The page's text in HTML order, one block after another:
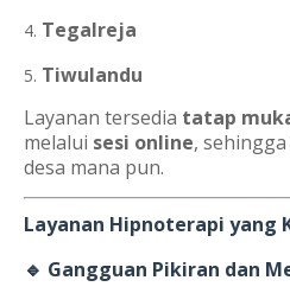
Tegalreja
Tiwulandu
Layanan tersedia tatap
melalui sesi online,
desa mana pun.
Layanan Hipnoterapi yang
🔹 Gangguan Pikiran dan